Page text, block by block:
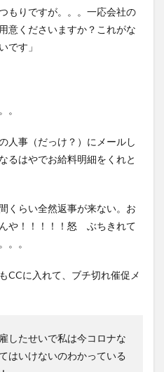
もりですが。。。一応会社の
意くださいますか？これがな
です」
。
人事（だっけ？）にメールし
るはやでお給料明細をくれと
くらい全然返事が来ない。お
や！！！！！怒 ぶちきれて
。。
CCに入れて、ブチ切れ催促メ
したせいで私は今コロナな
はいけないのわかっている